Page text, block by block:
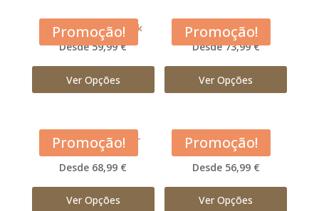
Promoção!
Acana Free Run Duck
Desde 59,99 €
Ver Opções
Promoção!
Acana Grasslands
Desde 73,99 €
Ver Opções
Promoção!
Acana Large Breed –
Adulto
Desde 68,99 €
Ver Opções
Promoção!
Acana Light and Fit
Desde 56,99 €
Ver Opções